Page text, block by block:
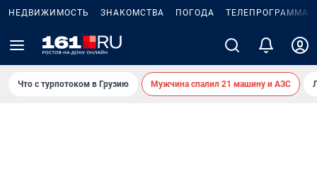
НЕДВИЖИМОСТЬ ЗНАКОМСТВА ПОГОДА ТЕЛЕПРОГРАММА
Что с турпотоком в Грузию Мужчина спалил 21 машину и АЗС